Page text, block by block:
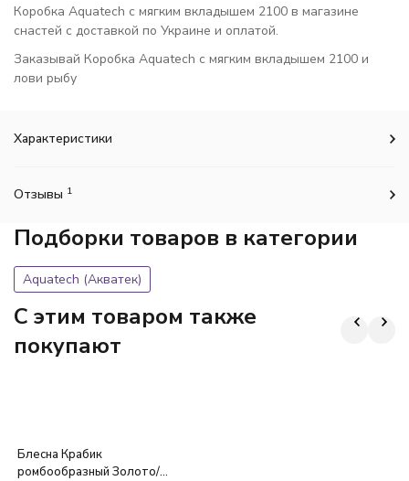
Коробка Aquatech с мягким вкладышем 2100 в магазине
снастей с доставкой по Украине и оплатой.
Заказывай Коробка Aquatech с мягким вкладышем 2100 и
лови рыбу
Характеристики
Отзывы 1
Подборки товаров в категории
Aquatech (Акватек)
C этим товаром также
покупают
Блесна Крабик
ромбообразный Золото/